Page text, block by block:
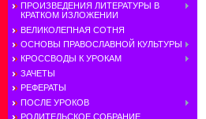
ПРОИЗВЕДЕНИЯ ЛИТЕРАТУРЫ В
КРАТКОМ ИЗЛОЖЕНИИ
ВЕЛИКОЛЕПНАЯ СОТНЯ
ОСНОВЫ ПРАВОСЛАВНОЙ КУЛЬТУРЫ
КРОССВОДЫ К УРОКАМ
ЗАЧЕТЫ
РЕФЕРАТЫ
ПОСЛЕ УРОКОВ
РОДИТЕЛЬСКОЕ СОБРАНИЕ